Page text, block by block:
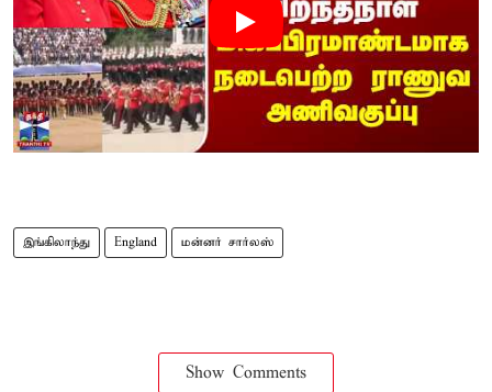
இங்கிலாந்து England மன்னர் சார்லஸ்
Show Comments